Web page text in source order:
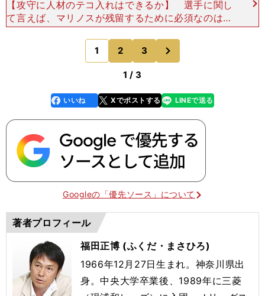
【攻守に人材のテコ入れはできるか】 選手に関し
て言えば、マリノスが残留するために必須なのは、
センターバック（CB）の人材難の解消だ。ジェイ
ソン・キニョーネスが戦線離脱となり、諏訪間幸成
もケガ。最近は
1 2 3
1 / 3
faceboo
k
いいね Xでポストする
line LINEで送る
Googleの「優先ソース」について
著者プロフィール
福田正博 (ふくだ・まさひろ)
1966年12月27日生まれ。神奈川県出
身。中央大学卒業後、1989年に三菱